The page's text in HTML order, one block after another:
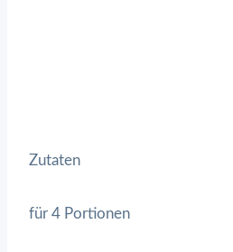
Zutaten
für 4 Portionen